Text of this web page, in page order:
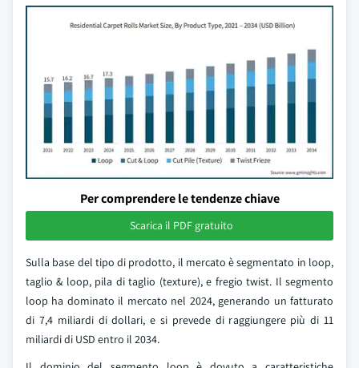
Per comprendere le tendenze chiave
Scarica il PDF gratuito
Sulla base del tipo di prodotto, il mercato è segmentato in loop,
taglio & loop, pila di taglio (texture), e fregio twist. Il segmento
loop ha dominato il mercato nel 2024, generando un fatturato
di 7,4 miliardi di dollari, e si prevede di raggiungere più di 11
miliardi di USD entro il 2034.